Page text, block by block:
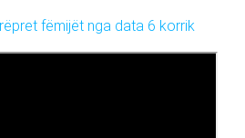
fëmijët nga data 6 korrik